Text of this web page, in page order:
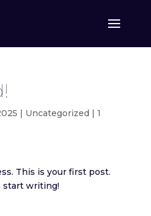
| Uncategorized | 1
This is your first post.
start writing!